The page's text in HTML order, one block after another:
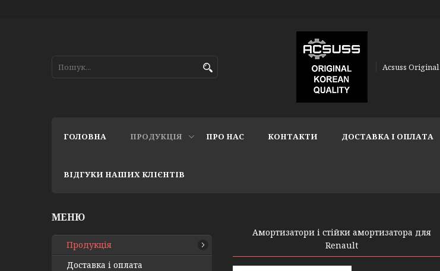
Acsuss Original
ГОЛОВНА ПРОДУКЦІЯ ПРО НАС КОНТАКТИ ДОСТАВКА І ОПЛАТА
ВІДГУКИ НАШИХ КЛІЄНТІВ
Амортизатори і стійки амортизатора для
Renault
Продукція
Доставка і оплата